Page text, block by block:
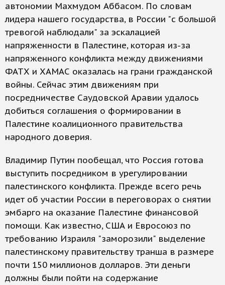
автономии Махмудом Аббасом. По словам
лидера нашего государства, в России "с большой
тревогой наблюдали" за эскалацией
напряженности в Палестине, которая из-за
напряженного конфликта между движениями
ФАТХ и ХАМАС оказалась на грани гражданской
войны. Сейчас этим движениям при
посредничестве Саудовской Аравии удалось
добиться соглашения о формировании в
Палестине коалиционного правительства
народного доверия.
Владимир Путин пообещал, что Россия готова
выступить посредником в урегулировании
палестинского конфликта. Прежде всего речь
идет об участии России в переговорах о снятии
эмбарго на оказание Палестине финансовой
помощи. Как известно, США и Евросоюз по
требованию Израиля "заморозили" выделение
палестинскому правительству транша в размере
почти 150 миллионов долларов. Эти деньги
должны были пойти на содержание